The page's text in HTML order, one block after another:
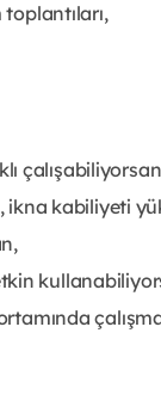
ikna kabiliyeti